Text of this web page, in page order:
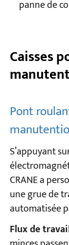
panne de
Caisses
Pont
S’appuyant
CRANE a
une grue de
automatisée
Flux de